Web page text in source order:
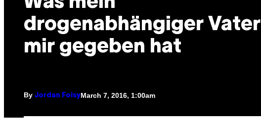
drogenabhängiger Vater
mir gegeben hat
By Jordan FoisyMarch 7, 2016, 1:00am